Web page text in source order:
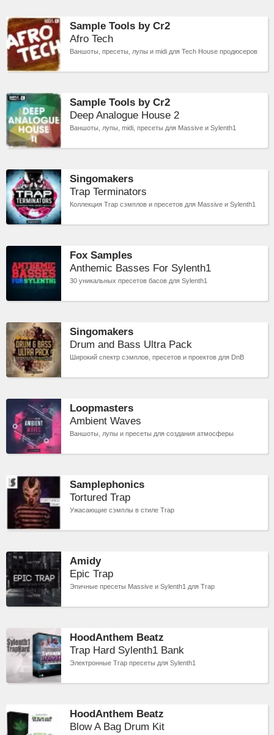
Sample Tools by Cr2
Afro Tech
Ваншоты, пресеты, лупы и midi для Tech House продюсеров
Sample Tools by Cr2
Deep Analogue House 2
Ваншоты, лупы, midi, пресеты для Massive и Sylenth1
Singomakers
Trap Terminators
Коллекция Trap сэмплов и пресетов для Massive и Sylenth1
Fox Samples
Anthemic Basses For Sylenth1
30 уникальных пресетов басов для Sylenth1
Singomakers
Drum and Bass Ultra Pack
Широкий спектр сэмплов, пресетов и проектов для DnB
Loopmasters
Ambient Waves
Ваншоты, лупы и пресеты для создания атмосферы
Samplephonics
Tortured Trap
Ужасающие сэмплы в стиле Trap
Amidy
Epic Trap
Эпичные пресеты Massive и Sylenth1 для Trap
HoodAnthem Beatz
Trap Hard Sylenth1 Bank
Электронные Trap пресеты для Sylenth1
HoodAnthem Beatz
Blow A Bag Drum Kit